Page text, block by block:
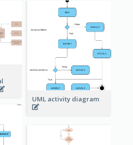
UML activity diagram